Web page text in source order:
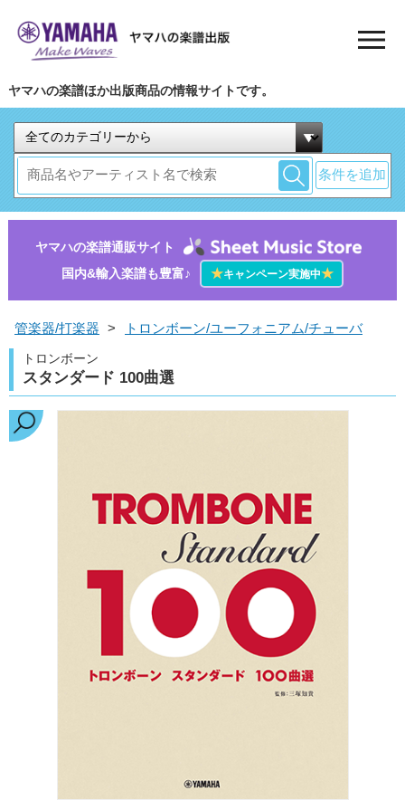
ヤマハの楽譜ほか出版商品の情報サイトです。
条件を追加
ヤマハの楽譜通販サイト
国内&輸入楽譜も豊富♪
★キャンペーン実施中★
管楽器/打楽器 > トロンボーン/ユーフォニアム/チューバ
トロンボーン
スタンダード 100曲選